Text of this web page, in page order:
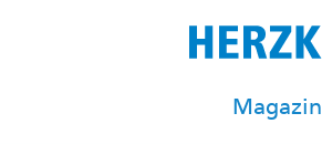
Magazin